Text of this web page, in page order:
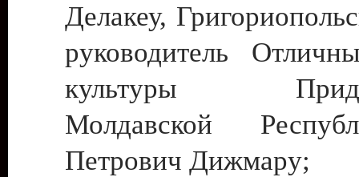
Делакеу,
руководитель
культуры
Молдавской
Петрович Дижмару;